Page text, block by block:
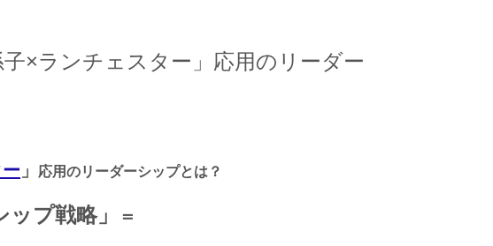
×ランチェスター」応用のリーダー
」 応用のリーダーシップとは？
ップ戦略」 ＝